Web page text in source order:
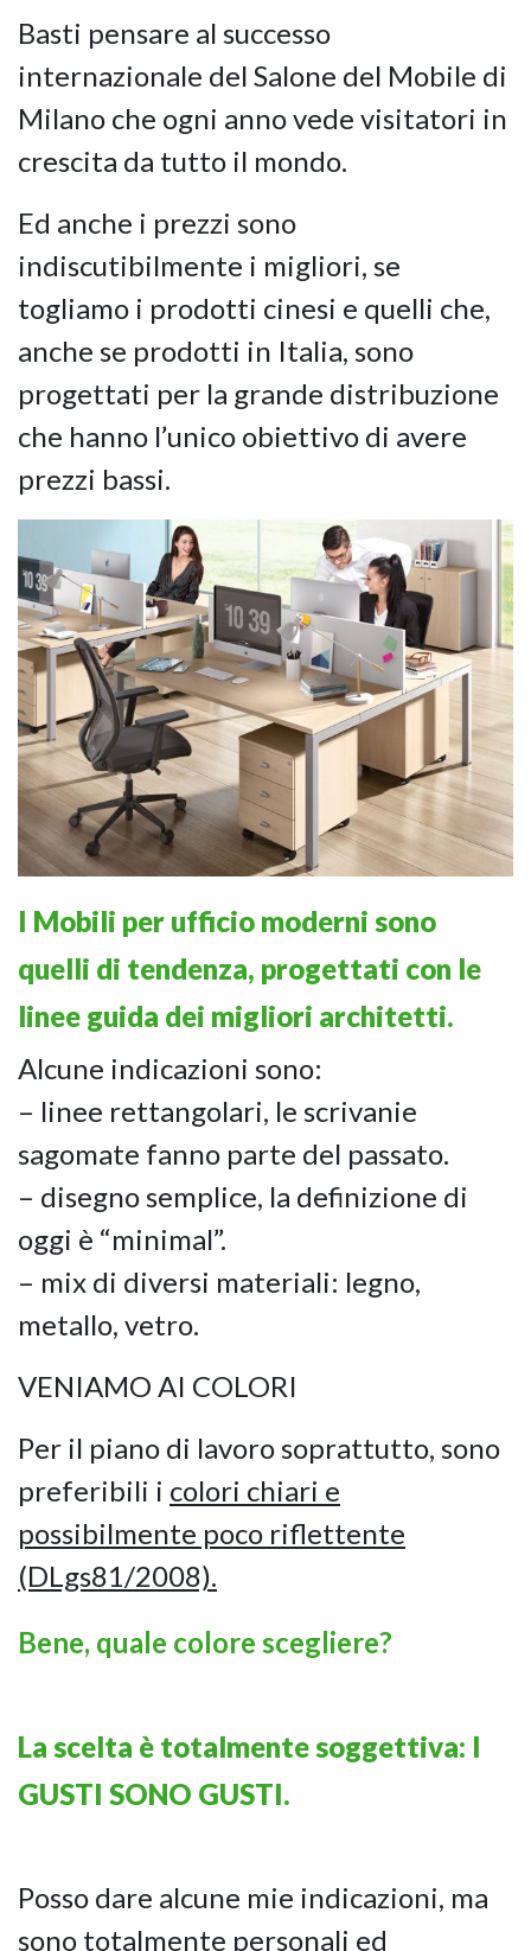
Basti pensare al successo
internazionale del Salone del Mobile di
Milano che ogni anno vede visitatori in
crescita da tutto il mondo.
Ed anche i prezzi sono
indiscutibilmente i migliori, se
togliamo i prodotti cinesi e quelli che,
anche se prodotti in Italia, sono
progettati per la grande distribuzione
che hanno l’unico obiettivo di avere
prezzi bassi.
I Mobili per ufficio moderni sono
quelli di tendenza, progettati con le
linee guida dei migliori architetti.
Alcune indicazioni sono:
– linee rettangolari, le scrivanie
sagomate fanno parte del passato.
– disegno semplice, la definizione di
oggi è “minimal”.
– mix di diversi materiali: legno,
metallo, vetro.
VENIAMO AI COLORI
Per il piano di lavoro soprattutto, sono
preferibili i colori chiari e
possibilmente poco riflettente
(DLgs81/2008).
Bene, quale colore scegliere?
La scelta è totalmente soggettiva: I
GUSTI SONO GUSTI.
Posso dare alcune mie indicazioni, ma
sono totalmente personali ed